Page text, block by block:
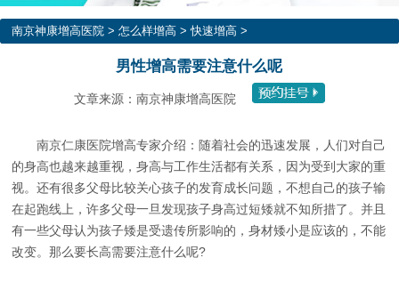
南京神康增高医院> 怎么样增高>快速增高>
男性增高需要注意什么呢
文章来源：南京神康增高医院
南京仁康医院增高专家介绍：随着社会的迅速发展，人们对自己
的身高也越来越重视，身高与工作生活都有关系，因为受到大家的重
视。还有很多父母比较关心孩子的发育成长问题，不想自己的孩子输
在起跑线上，许多父母一旦发现孩子身高过短矮就不知所措了。并且
有一些父母认为孩子矮是受遗传所影响的，身材矮小是应该的，不能
改变。那么要长高需要注意什么呢?